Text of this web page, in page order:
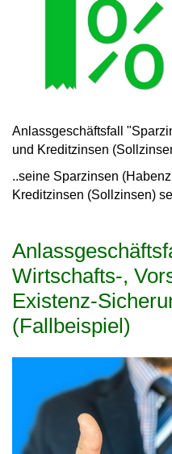
Anlassgeschäftsfall
und Kreditzinsen
..seine Sparzinsen
Kreditzinsen (Sollzinsen)
Wirtschafts-,
Existenz-
(Fallbeispiel)